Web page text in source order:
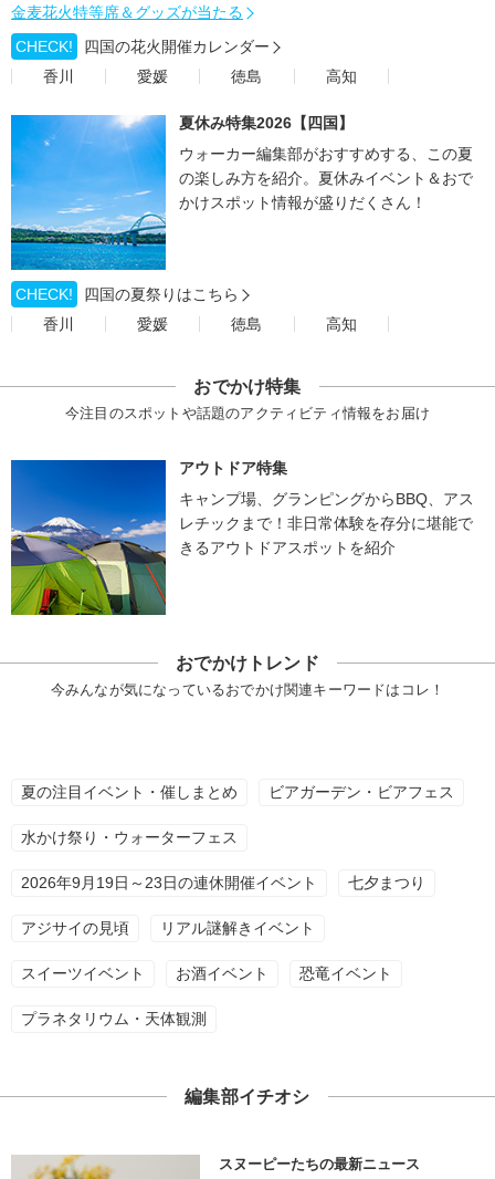
金麦花火特等席＆グッズが当たる
CHECK!
四国の花火開催カレンダー
香川
愛媛 徳島 高知
夏休み特集2026【四国】
ウォーカー編集部がおすすめする、この夏
の楽しみ方を紹介。夏休みイベント＆おで
かけスポット情報が盛りだくさん！
CHECK!
四国の夏祭りはこちら
香川
愛媛 徳島 高知
おでかけ特集
今注目のスポットや話題のアクティビティ情報をお届け
アウトドア特集
キャンプ場、グランピングからBBQ、アス
レチックまで！非日常体験を存分に堪能で
きるアウトドアスポットを紹介
おでかけトレンド
今みんなが気になっているおでかけ関連キーワードはコレ！
夏の注目イベント・催しまとめ ビアガーデン・ビアフェス
水かけ祭り・ウォーターフェス
2026年9月19日～23日の連休開催イベント 七夕まつり
アジサイの見頃 リアル謎解きイベント
スイーツイベント お酒イベント 恐竜イベント
プラネタリウム・天体観測
編集部イチオシ
スヌーピーたちの最新ニュース